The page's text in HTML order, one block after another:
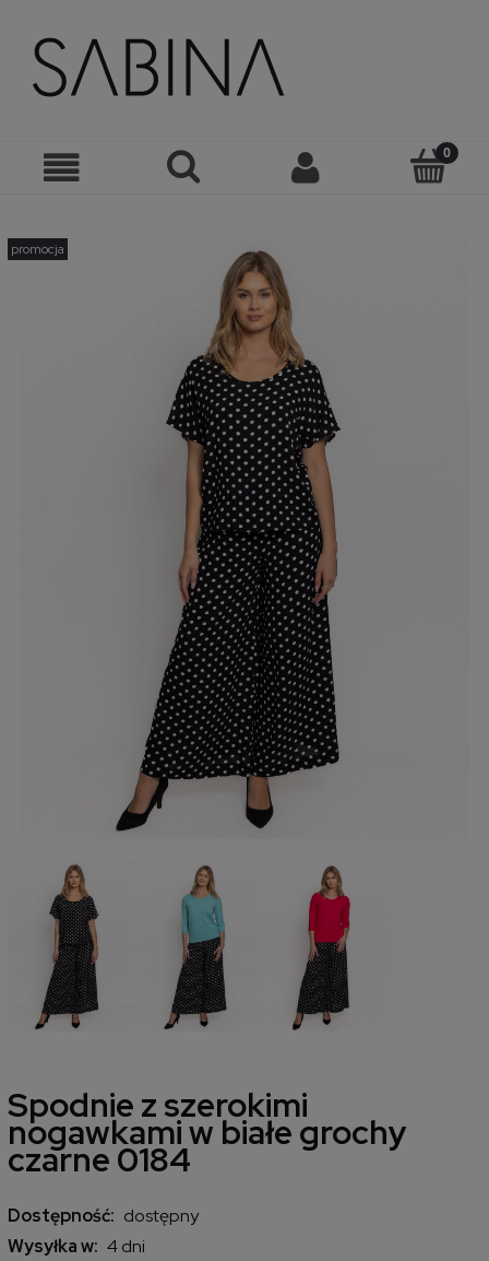
promocja
Spodnie z szerokimi
nogawkami w białe grochy
czarne 0184
Dostępność: dostępny
Wysyłka w: 4 dni